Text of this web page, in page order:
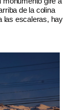
de la colina
las escaleras, hay